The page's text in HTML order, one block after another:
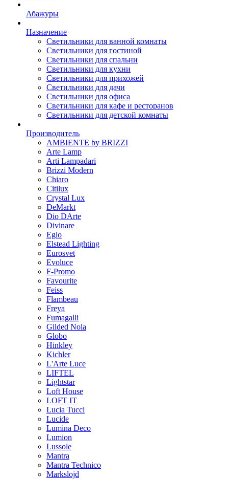
Абажуры
Назначение
Светильники для ванной комнаты
Светильники для гостиной
Светильники для спальни
Светильники для кухни
Светильники для прихожей
Светильники для дачи
Светильники для офиса
Светильники для кафе и ресторанов
Светильники для детской комнаты
Производитель
AMBIENTE by BRIZZI
Arte Lamp
Arti Lampadari
Brizzi Modern
Chiaro
Citilux
Crystal Lux
DeMarkt
Dio DArte
Divinare
Eglo
Elstead Lighting
Eurosvet
Evoluce
F-Promo
Favourite
Feiss
Flambeau
Freya
Fumagalli
Gilded Nola
Globo
Hinkley
Kichler
L'Arte Luce
LIFTEL
Lightstar
Loft House
LOFT IT
Lucia Tucci
Lucide
Lumina Deco
Lumion
Lussole
Mantra
Mantra Technico
Markslojd